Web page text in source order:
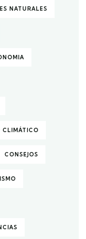
NATURALES
CLIMÁTICO
CONSEJOS